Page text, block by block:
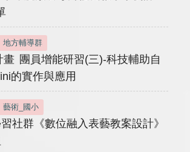
地方輔導群
畫 團員增能研習(三)-科技輔助自
的實作與應用
藝術_國小
社群《數位融入表藝教案設計》